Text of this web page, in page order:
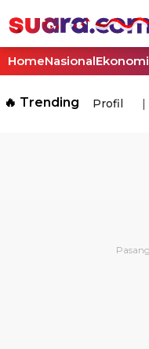
HomeNasionalEkonomi
🔥 Trending Profil